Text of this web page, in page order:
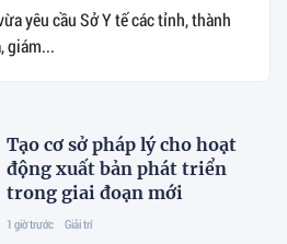
yêu cầu Sở Y tế các tỉnh, thành
giám...
Tạo cơ sở pháp lý cho hoạt
động xuất bản phát triển
trong giai đoạn mới
1 giờ trước Giải trí